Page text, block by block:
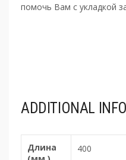
помочь Вам с укладкой
ADDITIONAL
Длина
400